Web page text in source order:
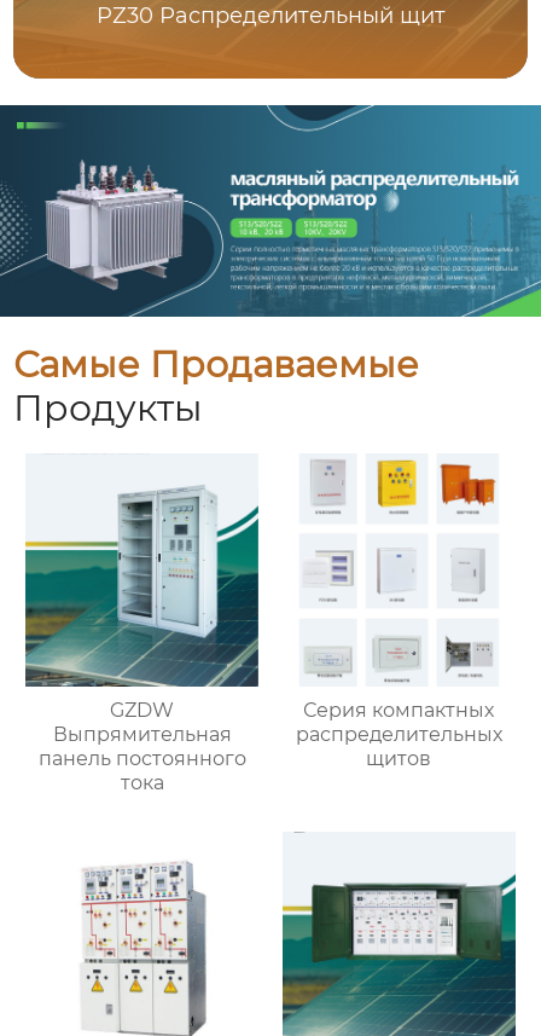
PZ30 Распределительный щит
Самые Продаваемые
Продукты
GZDW
Выпрямительная
панель постоянного
тока
Серия компактных
распределительных
щитов